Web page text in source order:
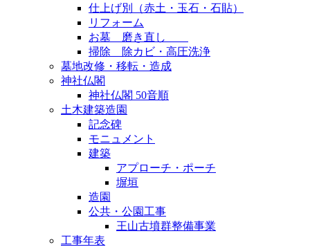
仕上げ別（赤土・玉石・石貼）
リフォーム
お墓 磨き直し
掃除 除カビ・高圧洗浄
墓地改修・移転・造成
神社仏閣
神社仏閣 50音順
土木建築造園
記念碑
モニュメント
建築
アプローチ・ポーチ
塀垣
造園
公共・公園工事
王山古墳群整備事業
工事年表